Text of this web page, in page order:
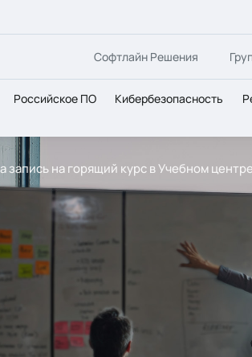
Софтлайн Решения
Российское ПО Кибербезопасность
запись на горящий курс в Учебном